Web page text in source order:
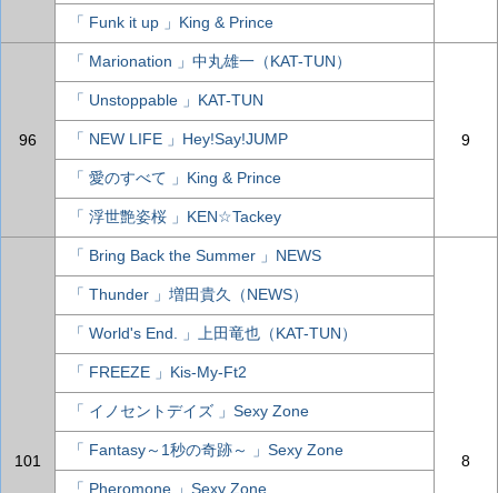
「 Funk it up 」King & Prince
96
「 Marionation 」中丸雄一（KAT-TUN）
9
「 Unstoppable 」KAT-TUN
「 NEW LIFE 」Hey!Say!JUMP
「 愛のすべて 」King & Prince
「 浮世艶姿桜 」KEN☆Tackey
101
「 Bring Back the Summer 」NEWS
8
「 Thunder 」増田貴久（NEWS）
「 World's End. 」上田竜也（KAT-TUN）
「 FREEZE 」Kis-My-Ft2
「 イノセントデイズ 」Sexy Zone
「 Fantasy～1秒の奇跡～ 」Sexy Zone
「 Pheromone 」Sexy Zone